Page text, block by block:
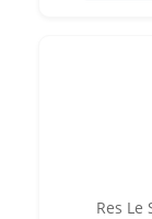
Res Le